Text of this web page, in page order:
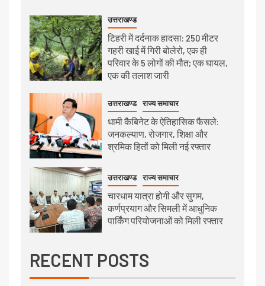
उत्तराखण्ड
टिहरी में दर्दनाक हादसा: 250 मीटर
गहरी खाई में गिरी बोलेरो, एक ही
परिवार के 5 लोगों की मौत; एक घायल,
एक की तलाश जारी
उत्तराखण्ड राज्य समाचार
धामी कैबिनेट के ऐतिहासिक फैसले:
जनकल्याण, रोजगार, शिक्षा और
श्रमिक हितों को मिली नई रफ्तार
उत्तराखण्ड राज्य समाचार
चारधाम यात्रा होगी और सुगम,
कर्णप्रयाग और सिमली में आधुनिक
पार्किंग परियोजनाओं को मिली रफ्तार
RECENT POSTS